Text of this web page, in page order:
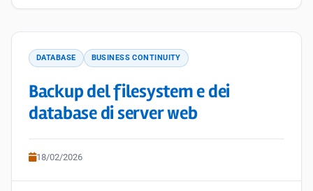
DATABASE BUSINESS CONTINUITY
Backup del filesystem e dei
database di server web
18/02/2026